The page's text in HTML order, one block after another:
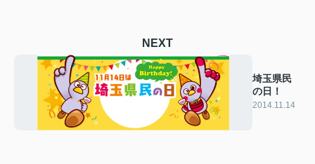
NEXT
埼玉県民
の日！
2014.11.14